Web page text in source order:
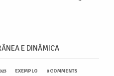
E DINÂMICA
EXEMPLO 0 COMMENTS